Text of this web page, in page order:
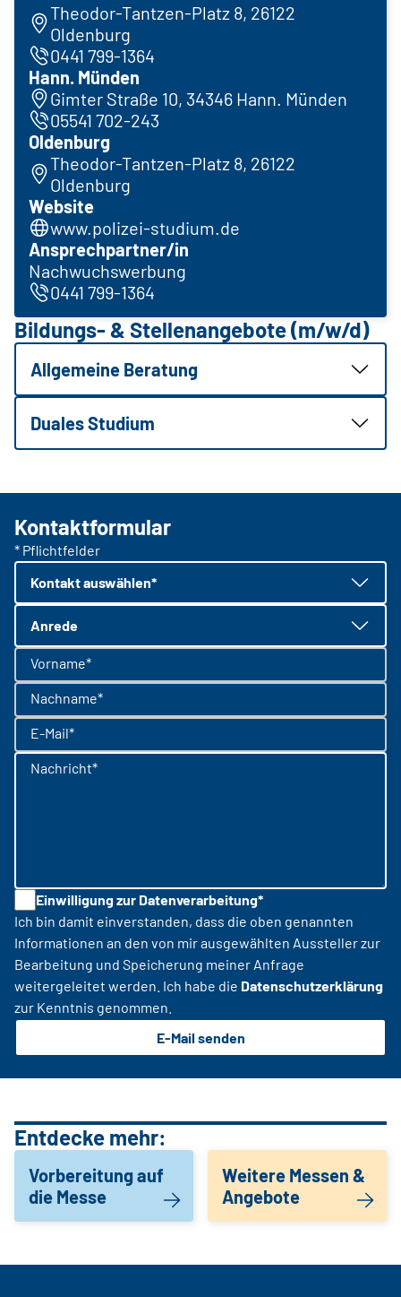
Theodor-Tantzen-Platz 8, 26122
Oldenburg
0441 799-1364
Hann. Münden
Gimter Straße 10, 34346 Hann. Münden
05541 702-243
Oldenburg
Theodor-Tantzen-Platz 8, 26122
Oldenburg
Website
www.polizei-studium.de
Ansprechpartner/in
Nachwuchswerbung
0441 799-1364
Bildungs- & Stellenangebote (m/w/d)
Allgemeine Beratung
Duales Studium
Kontaktformular
* Pflichtfelder
Kontakt auswählen*
Anrede
Vorname*
Nachname*
E-Mail*
Nachricht*
Einwilligung zur Datenverarbeitung*
Ich bin damit einverstanden, dass die oben genannten
Informationen an den von mir ausgewählten Aussteller zur
Bearbeitung und Speicherung meiner Anfrage
weitergeleitet werden. Ich habe die Datenschutzerklärung
zur Kenntnis genommen.
E-Mail senden
Entdecke mehr:
Vorbereitung auf
die Messe
Weitere Messen &
Angebote